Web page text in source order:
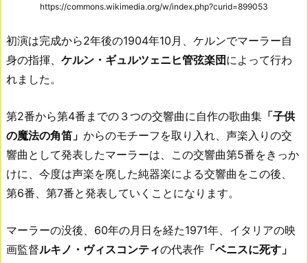
https://commons.wikimedia.org/w/index.php?curid=899053
初演は完成から2年後の1904年10月、ケルンでマーラー自
身の指揮、 ケルン・ギュルツェニヒ管弦楽団 によって行わ
れました。
第2番から第4番までの３つの交響曲に自作の歌曲集 「子供
の魔法の角笛」 からのモチーフを取り入れ、声楽入りの交
響曲として発表したマーラーは、この交響曲第5番をきっか
けに、今度は声楽を廃した純器楽による交響曲をこの後、
第6番、第7番と発表していくことになります。
マーラーの没後、60年の月日を経た1971年、イタリアの映
画監督ルキノ・ヴィスコンティの代表作 「ベニスに死す」